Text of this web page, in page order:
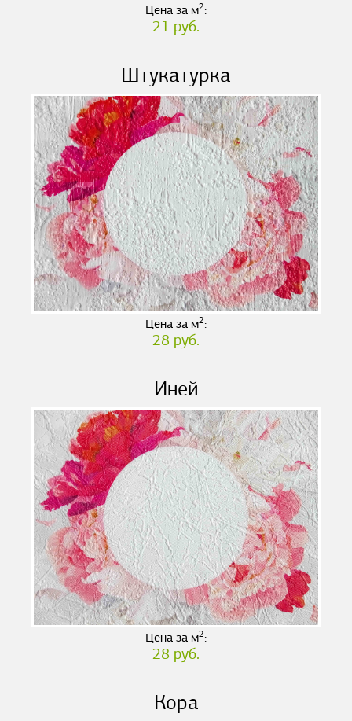
Цена за м2:
21 руб.
Штукатурка
Цена за м2:
28 руб.
Иней
Цена за м2:
28 руб.
Кора